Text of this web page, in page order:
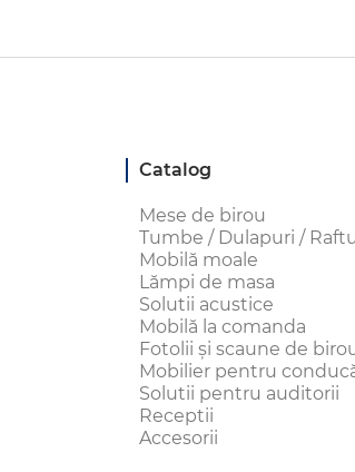
Catalog
Mese de birou
Tumbe / Dulapuri /
Mobilă moale
Lămpi de masa
Solutii acustice
Mobilă la comanda
Fotolii și scaune de
Mobilier pentru
Solutii pentru auditorii
Receptii
Accesorii